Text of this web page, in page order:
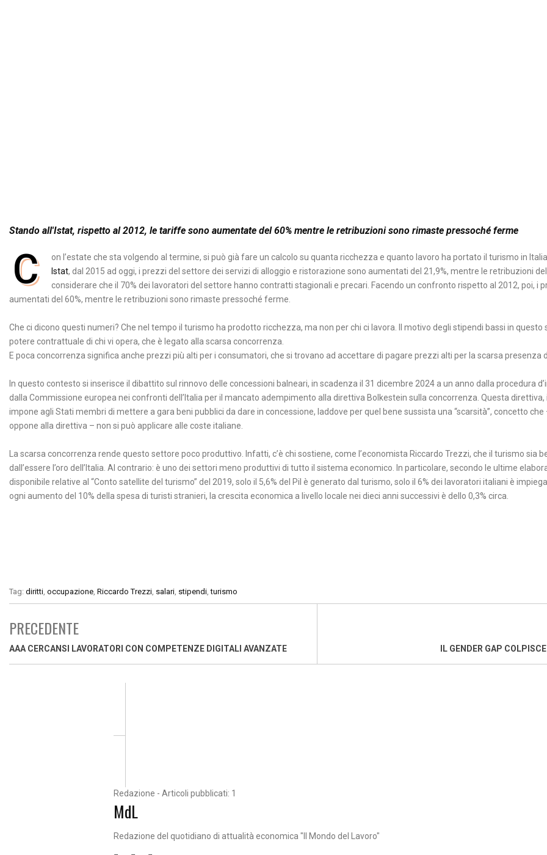
Stando all'Istat, rispetto al 2012, le tariffe sono aumentate del 60% mentre le retribuzioni sono rimaste pressoché ferme
C
on l’estate che sta volgendo al termine, si può già fare un calcolo su quanta ricchezza e quanto lavoro ha portato il turismo in
Istat, dal 2015 ad oggi, i prezzi del settore dei servizi di alloggio e ristorazione sono aumentati del 21,9%, mentre le retribuzioni
considerare che il 70% dei lavoratori del settore hanno contratti stagionali e precari. Facendo un confronto rispetto al 2012, poi, i
aumentati del 60%, mentre le retribuzioni sono rimaste pressoché ferme. ⁠
Che ci dicono questi numeri? Che nel tempo il turismo ha prodotto ricchezza, ma non per chi ci lavora. Il motivo degli stipendi bassi in questo
potere contrattuale di chi vi opera, che è legato alla scarsa concorrenza.⁠
⁠E poca concorrenza significa anche prezzi più alti per i consumatori, che si trovano ad accettare di pagare prezzi alti per la scarsa presenza
In questo contesto si inserisce il dibattito sul rinnovo delle concessioni balneari, in scadenza il 31 dicembre 2024 a un anno dalla procedura
dalla Commissione europea nei confronti dell’Italia per il mancato adempimento alla direttiva Bolkestein sulla concorrenza. ⁠Questa direttiva,
impone agli Stati membri di mettere a gara beni pubblici da dare in concessione, laddove per quel bene sussista una “scarsità”, concetto che
oppone alla direttiva – non si può applicare alle coste italiane. ⁠
La scarsa concorrenza rende questo settore poco produttivo. Infatti, c’è chi sostiene, come l’economista Riccardo Trezzi, che il turismo sia
dall’essere l’oro dell’Italia. Al contrario: è uno dei settori meno produttivi di tutto il sistema economico.⁠ In particolare, secondo le ultime
disponibile relative al “Conto satellite del turismo” del 2019, solo il 5,6% del Pil è generato dal turismo, solo il 6% dei lavoratori italiani è
ogni aumento del 10% della spesa di turisti stranieri, la crescita economica a livello locale nei dieci anni successivi è dello 0,3% circa. ⁠
Tag: diritti occupazione Riccardo Trezzi salari stipendi ,turismo
PRECEDENTE
AAA CERCANSI LAVORATORI CON COMPETENZE DIGITALI AVANZATE IL GENDER GAP
Redazione - Articoli pubblicati: 1
MdL
Redazione del quotidiano di attualità economica "Il Mondo del Lavoro"